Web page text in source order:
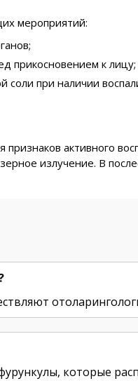
мероприятий:
прикосновением к лицу;
при наличии
признаков активного
излучение. В
которые